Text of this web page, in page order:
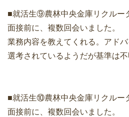
■就活生⑨農林中央金庫リクルー
面接前に、複数回会いました。
業務内容を教えてくれる。アドバ
選考されているようだが基準は不
■就活生⑩農林中央金庫リクルー
面接前に、複数回会いました。